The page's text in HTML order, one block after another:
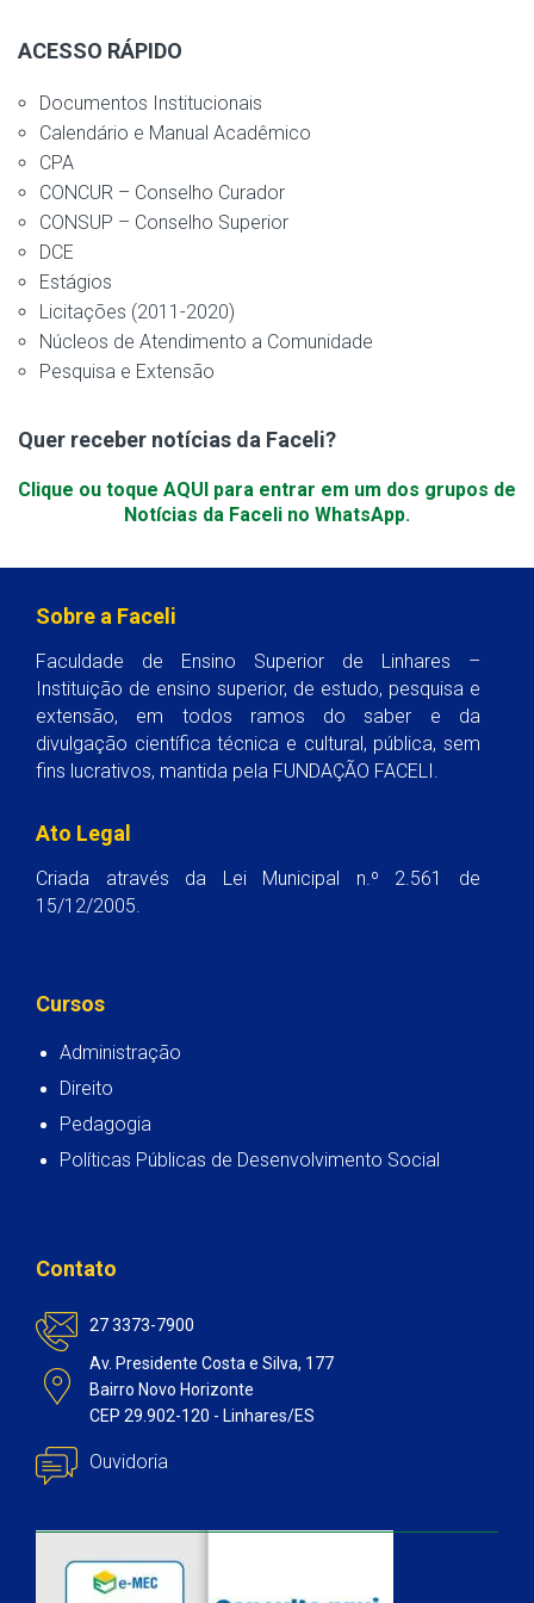
ACESSO RÁPIDO
Documentos Institucionais
Calendário e Manual Acadêmico
CPA
CONCUR – Conselho Curador
CONSUP – Conselho Superior
DCE
Estágios
Licitações (2011-2020)
Núcleos de Atendimento a Comunidade
Pesquisa e Extensão
Quer receber notícias da Faceli?
Clique ou toque AQUI para entrar em um dos grupos de
Notícias da Faceli no WhatsApp.
Sobre a Faceli
Faculdade de Ensino Superior de Linhares –
Instituição de ensino superior, de estudo, pesquisa e
extensão, em todos ramos do saber e da
divulgação científica técnica e cultural, pública, sem
fins lucrativos, mantida pela FUNDAÇÃO FACELI.
Ato Legal
Criada através da Lei Municipal n.º 2.561 de
15/12/2005.
Cursos
Administração
Direito
Pedagogia
Políticas Públicas de Desenvolvimento Social
Contato
27 3373-7900
Av. Presidente Costa e Silva, 177
Bairro Novo Horizonte
CEP 29.902-120 - Linhares/ES
Ouvidoria